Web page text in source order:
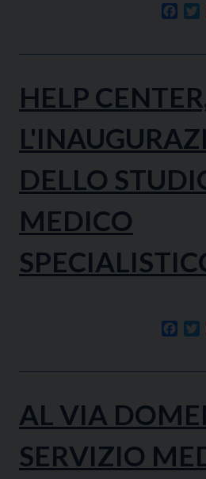
HELP
DELLO
MEDICO
AL VIA
SERVIZIO